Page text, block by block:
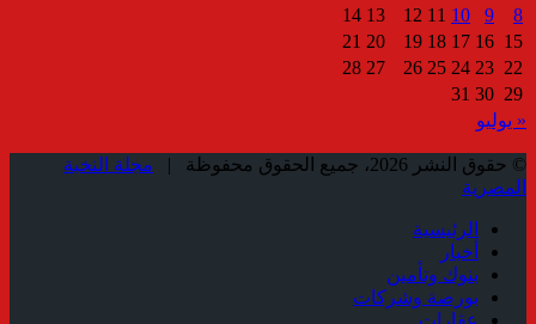
8
9
10
11
12
13
14
15
16
17
18
19
20
21
22
23
24
25
26
27
28
29
30
31
« يوليو
© حقوق النشر 2026، جميع الحقوق محفوظة |
مجلة النخبة
المصرية
الرئيسية
أخبار
بنوك وتأمين
بورصة وشركات
عقارات